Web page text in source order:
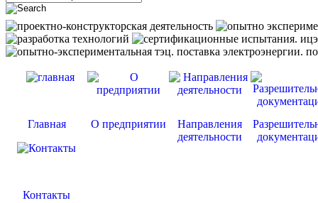
Главная О предприятии
Направления
деятельности
Контакты